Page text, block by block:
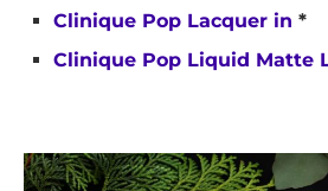
Clinique Pop Lacquer in *
Clinique Pop Liquid Matte